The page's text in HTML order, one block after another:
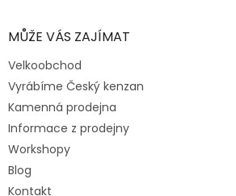
MŮŽE VÁS ZAJÍMAT
Velkoobchod
Vyrábíme Český kenzan
Kamenná prodejna
Informace z prodejny
Workshopy
Blog
Kontakt